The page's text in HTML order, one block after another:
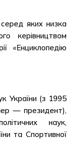
яких низка
керівництвом
«Енциклопедію
України (з 1995
— президент),
наук,
та Спортивної